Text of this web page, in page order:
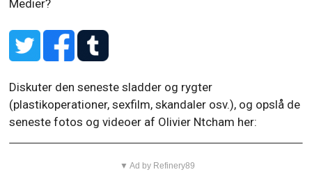
Medier?
Diskuter den seneste sladder og rygter
(plastikoperationer, sexfilm, skandaler osv.), og opslå de
seneste fotos og videoer af Olivier Ntcham her:
▼ Ad by Refinery89